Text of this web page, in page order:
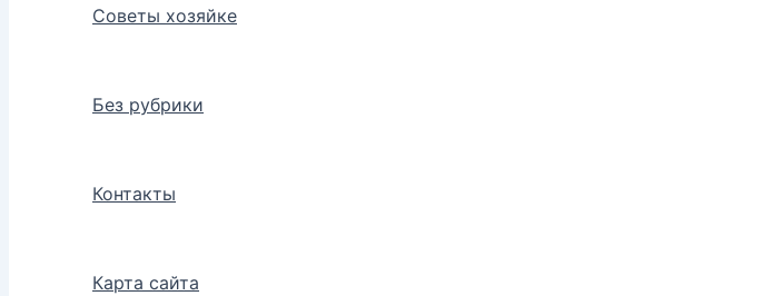
Советы хозяйке
Без рубрики
Контакты
Карта сайта